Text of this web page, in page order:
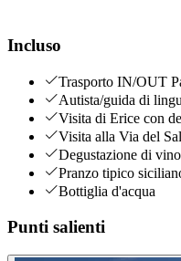
Incluso
Trasporto IN/OUT
Autista/guida di
Visita di Erice con
Visita alla Via del
Degustazione di vino
Pranzo tipico
Bottiglia d'acqua
Punti salienti